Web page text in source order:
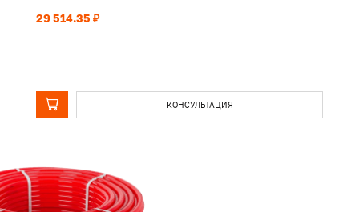
29 514.35 ₽
КОНСУЛЬТАЦИЯ